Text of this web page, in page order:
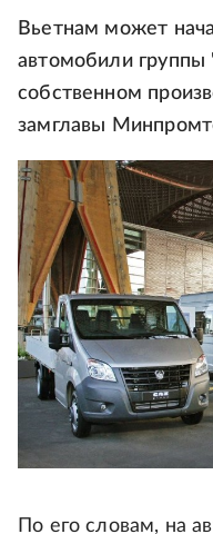
Вьетнам может
автомобили группы
собственном
замглавы
По его словам, на